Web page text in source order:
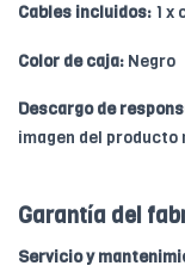
Cables incluidos: 1 x
Color de caja: Negro
Descargo de
imagen del
Garantía del
Servicio y